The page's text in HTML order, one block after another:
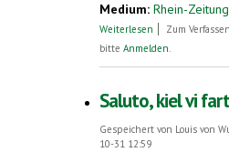
Medium: Rhein-Zeitung
Weiterlesen über Mit
Zum
bitte Anmelden.
Saluto, kiel vi
Gespeichert von Louis von
10-31 12:59